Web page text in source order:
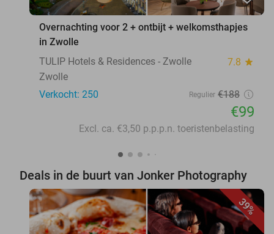
Overnachting voor 2 + ontbijt + welkomsthapjes
in Zwolle
TULIP Hotels & Residences - Zwolle
7.8 star
Zwolle
Verkocht: 250
Regulier €188
€99
Excl. ca. €3,50 p.p.p.n. toeristenbelasting
Deals in de buurt van Jonker Photography
39%